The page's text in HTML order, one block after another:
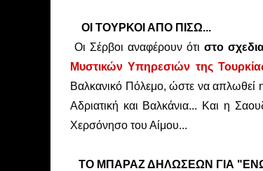
ΟΙ ΤΟΥΡΚΟΙ ΑΠΟ ΠΙΣΩ...
Οι Σέρβοι αναφέρουν ότιστο
Μυστικών Υπηρεσιών της
Βαλκανικό Πόλεμο, ώστε να απλωθεί
Αδριατική και Βαλκάνια... Και η
Χερσόνησο του Αίμου...
ΤΟ ΜΠΑΡΑΖ ΔΗΛΩΣΕΩΝ ΓΙΑ